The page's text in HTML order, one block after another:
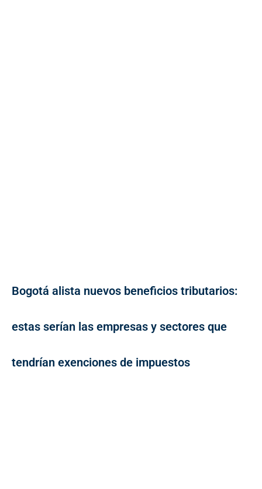
Bogotá alista nuevos beneficios tributarios:
estas serían las empresas y sectores que
tendrían exenciones de impuestos